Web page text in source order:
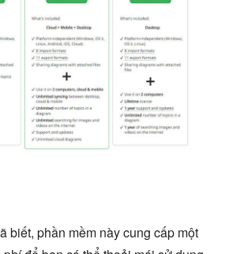
biết, phần mềm này cung cấp một